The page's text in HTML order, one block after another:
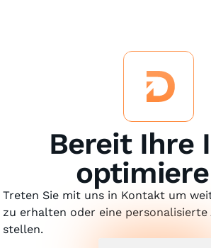
Bereit Ihre
Treten Sie mit uns in Kontakt um
zu erhalten oder eine personalisierte
stellen.